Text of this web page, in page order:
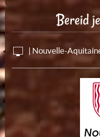
Bereid
| Nouvelle-